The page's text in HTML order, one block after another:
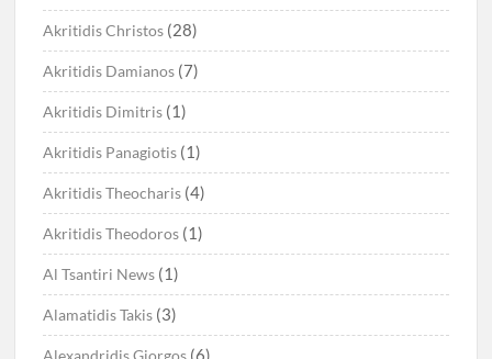
Akritidis Christos (28)
Akritidis Damianos (7)
Akritidis Dimitris (1)
Akritidis Panagiotis (1)
Akritidis Theocharis (4)
Akritidis Theodoros (1)
Al Tsantiri News (1)
Alamatidis Takis (3)
Alexandridis Giorgos (6)